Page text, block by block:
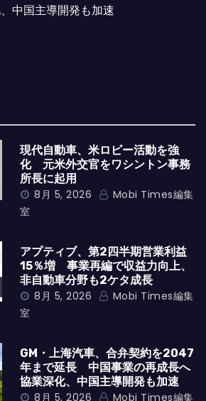
中国主導開発も加速
現代自動車、米ロビー活動を強
化 元米外交官をワシントン事務
所長に起用
8月 5, 2026
Mobi Times編集
室
アプティブ、第2四半期営業利益
15％増 事業再編で収益力向上、
非自動車分野も2ケタ成長
8月 5, 2026
Mobi Times編集
室
GM・上海汽車、合弁契約を2047
年まで延長 中国事業の再成長へ
協業深化、中国主導開発も加速
8月 5, 2026
Mobi Times編集